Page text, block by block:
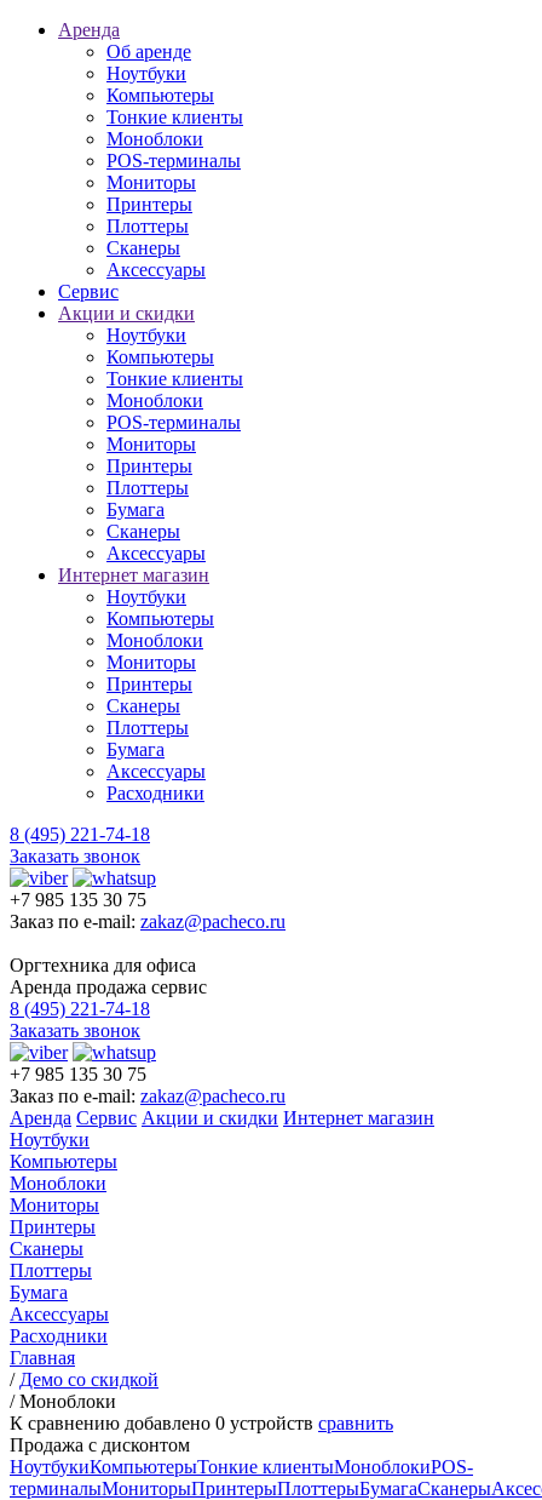
Аренда
Об аренде
Ноутбуки
Компьютеры
Тонкие клиенты
Моноблоки
POS-терминалы
Мониторы
Принтеры
Плоттеры
Сканеры
Аксессуары
Сервис
Акции и скидки
Ноутбуки
Компьютеры
Тонкие клиенты
Моноблоки
POS-терминалы
Мониторы
Принтеры
Плоттеры
Бумага
Сканеры
Аксессуары
Интернет магазин
Ноутбуки
Компьютеры
Моноблоки
Мониторы
Принтеры
Сканеры
Плоттеры
Бумага
Аксессуары
Расходники
8 (495) 221-74-18
Заказать звонок
+7 985 135 30 75
Заказ по e-mail: zakaz@pacheco.ru
Оргтехника для офиса
Аренда продажа сервис
8 (495) 221-74-18
Заказать звонок
+7 985 135 30 75
Заказ по e-mail: zakaz@pacheco.ru
Аренда Сервис Акции и скидки Интернет магазин
Ноутбуки
Компьютеры
Моноблоки
Мониторы
Принтеры
Сканеры
Плоттеры
Бумага
Аксессуары
Расходники
Главная
/ Демо со скидкой
/Моноблоки
К сравнению добавлено 0 устройств сравнить
Продажа с дисконтом
НоутбукиКомпьютерыТонкие клиентыМоноблокиPOS-
терминалыМониторыПринтерыПлоттерыБумагаСканеры